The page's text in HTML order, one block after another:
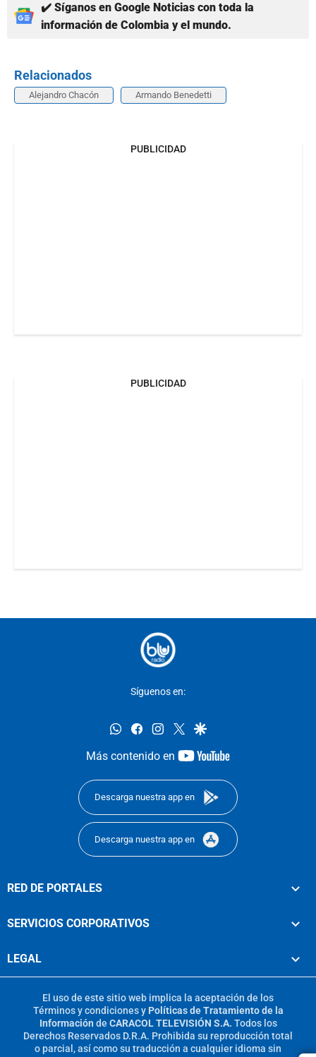
✔️ Síganos en Google Noticias con toda la
información de Colombia y el mundo.
Relacionados
Alejandro Chacón Armando Benedetti
PUBLICIDAD
PUBLICIDAD
Síguenos en:
whatsappfacebookinstagram
twittergoogle
Más contenido en
youtube-
Descarga nuestra app en
Descarga nuestra app en
RED DE PORTALES
SERVICIOS CORPORATIVOS
LEGAL
El uso de este sitio web implica la aceptación de los
Términos y condicionesy Políticas de Tratamiento de la
Información de CARACOL TELEVISIÓN S.A. Todos los
Derechos Reservados D.R.A. Prohibida su reproducción total
o parcial, así como su traducción a cualquier idioma sin